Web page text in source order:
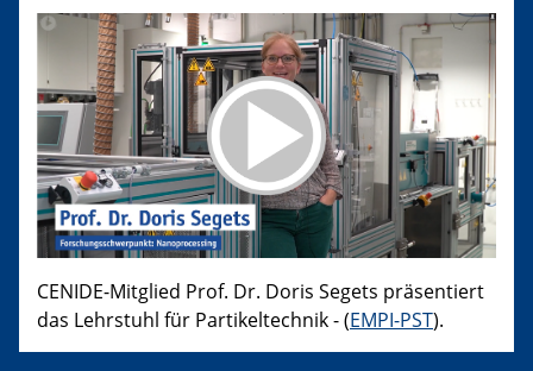
CENIDE-Mitglied Prof. Dr. Doris Segets präsentiert
das Lehrstuhl für Partikeltechnik - (EMPI-PST).